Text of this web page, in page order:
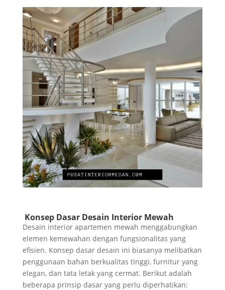
Konsep Dasar Desain Interior Mewah
Desain interior apartemen mewah menggabungkan
elemen kemewahan dengan fungsionalitas yang
efisien. Konsep dasar desain ini biasanya melibatkan
penggunaan bahan berkualitas tinggi, furnitur yang
elegan, dan tata letak yang cermat. Berikut adalah
beberapa prinsip dasar yang perlu diperhatikan: